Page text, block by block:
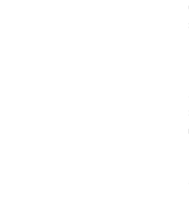
Jorge Luis Rodríguez, director
que esta la falta de lluvias podría
mayo, por lo que estos valores
«Son valores que van en alza, debido
lluvia y esto lleva a que se tenga que
alimentando a los animales. La
se refleja en los valores finales»,
Pero no solo el queso sube de precio,
cuyo litro puede alcanzar los $6.700